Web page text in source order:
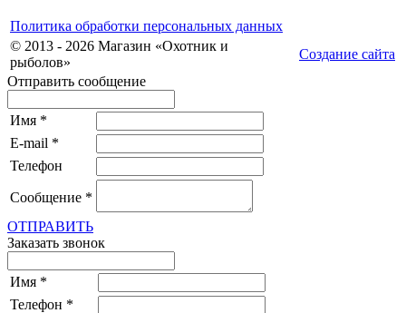
Политика обработки персональных данных
© 2013 - 2026 Магазин «Охотник и
рыболов»
Создание сайта
Отправить сообщение
Имя *
E-mail *
Телефон
Сообщение *
ОТПРАВИТЬ
Заказать звонок
Имя *
Телефон *